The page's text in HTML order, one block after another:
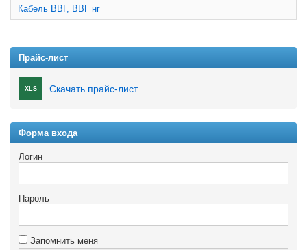
Кабель ВВГ, ВВГ нг
Прайс-лист
XLS Скачать прайс-лист
Форма входа
Логин
Пароль
Запомнить меня